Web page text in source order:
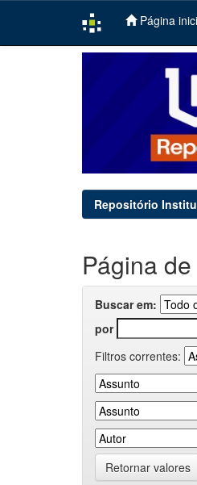
Página
Repositório
Página
Buscar em:
por
Filtros correntes:
Retornar valores